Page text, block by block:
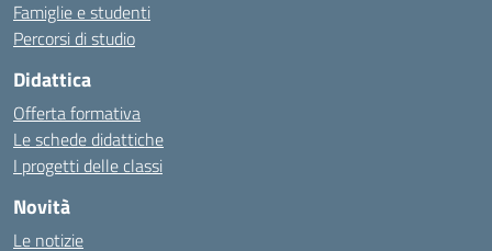
Famiglie e studenti
Percorsi di studio
Didattica
Offerta formativa
Le schede didattiche
I progetti delle classi
Novità
Le notizie